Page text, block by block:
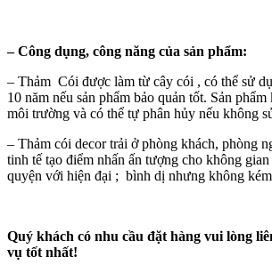
–Công dụng, công năng của sản phẩm:
– Thảm Cói được làm từ cây cói , có thể sử
10 năm nếu sản phẩm bảo quản tốt. Sản
môi trường và có thể tự phân hủy nếu không
– Thảm cói decor trải ở phòng khách, phòng
tinh tế tạo điểm nhấn ấn tượng cho không
quyện với hiện đại ; bình dị nhưng không
Quý khách có nhu cầu đặt hàng vui lòng
vụ tốt nhất!